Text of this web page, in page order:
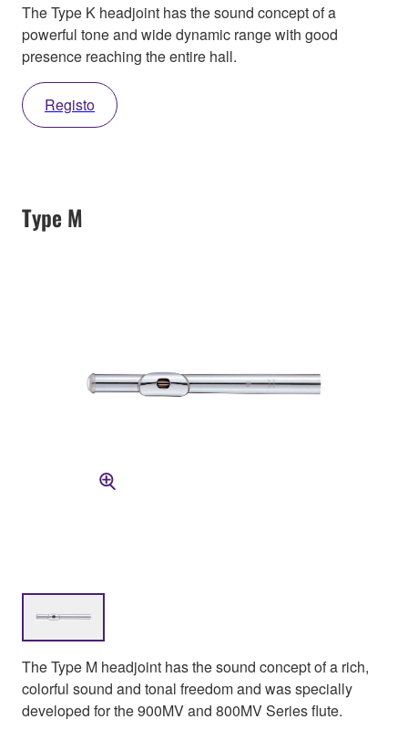
The Type K headjoint has the sound concept of a
powerful tone and wide dynamic range with good
presence reaching the entire hall.
Registo
Type M
The Type M headjoint has the sound concept of a rich,
colorful sound and tonal freedom and was specially
developed for the 900MV and 800MV Series flute.